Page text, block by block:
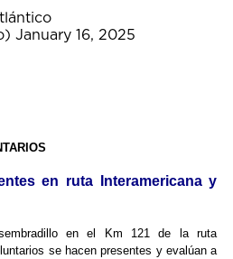
January 16, 2025
en ruta Interamericana y
en el Km 121 de la ruta
se hacen presentes y evalúan a